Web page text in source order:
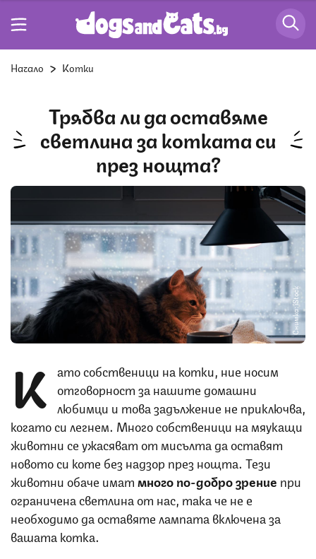
Начало Котки
Трябва ли да оставяме
светлина за котката си
през нощта?
Снимка: iStock
К ато собственици на котки, ние носим
отговорност за нашите домашни
любимци и това задължение не приключва,
когато си легнем. Много собственици на мяукащи
животни се ужасяват от мисълта да оставят
новото си коте без надзор през нощта. Тези
животни обаче иматмного по-добро зрение при
ограничена светлина от нас, така че не е
необходимо да оставяте лампата включена за
вашата котка.